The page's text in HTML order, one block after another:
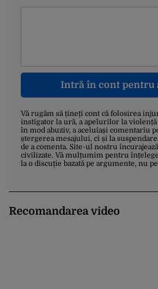
Intră în cont pentru
Vă rugăm să țineți cont că folosirea
instigator la ură, a apelurilor la
în mod abuziv, a aceluiași comentariu
ștergerea mesajului, ci și la
de a comenta. Site-ul nostru
civilizate. Vă mulțumim pentru
la o discuție bazată pe argumente, nu
Recomandarea video